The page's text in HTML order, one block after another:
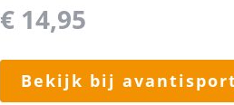
€ 14,95
bekijk bij